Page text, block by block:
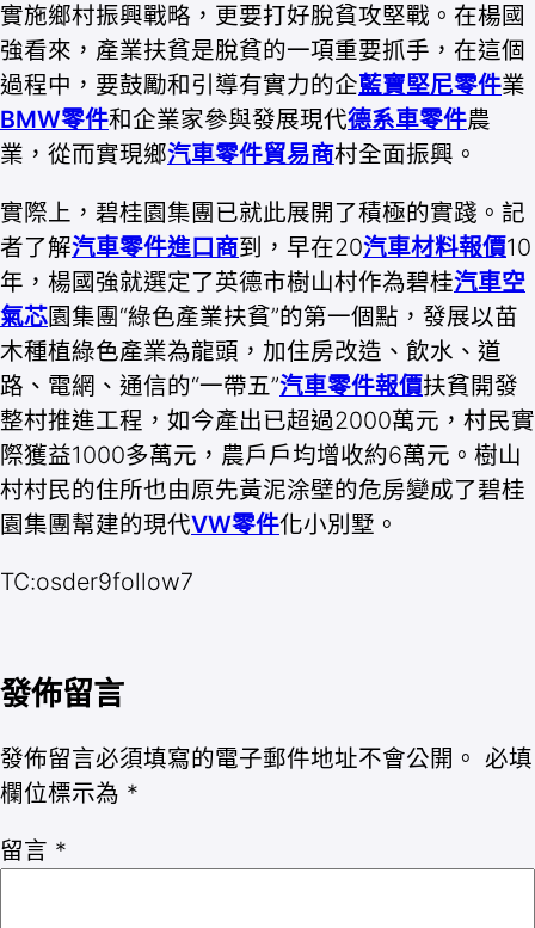
實施鄉村振興戰略，更要打好脫貧攻堅戰。在楊國
強看來，產業扶貧是脫貧的一項重要抓手，在這個
過程中，要鼓勵和引導有實力的企藍寶堅尼零件業
BMW零件和企業家參與發展現代德系車零件農
業，從而實現鄉汽車零件貿易商村全面振興。
實際上，碧桂園集團已就此展開了積極的實踐。記
者了解汽車零件進口商到，早在20汽車材料報價10
年，楊國強就選定了英德市樹山村作為碧桂汽車空
氣芯園集團“綠色產業扶貧”的第一個點，發展以苗
木種植綠色產業為龍頭，加住房改造、飲水、道
路、電網、通信的“一帶五”汽車零件報價扶貧開發
整村推進工程，如今產出已超過2000萬元，村民實
際獲益1000多萬元，農戶戶均增收約6萬元。樹山
村村民的住所也由原先黃泥涂壁的危房變成了碧桂
園集團幫建的現代VW零件化小別墅。
TC:osder9follow7
發佈留言
發佈留言必須填寫的電子郵件地址不會公開。 必填
欄位標示為 *
留言 *